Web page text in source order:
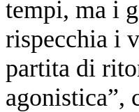
tempi, ma i
rispecchia i
partita di
agonistica”,